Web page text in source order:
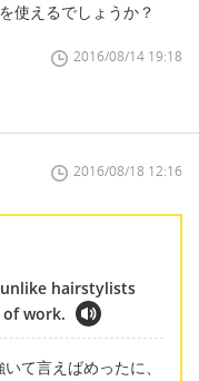
使えるでしょうか？
2016/08/14 19:18
2016/08/18 12:16
hairstylists
work.
て言えばめったに、